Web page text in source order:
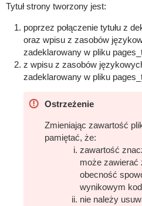
Tytuł strony tworzony jest:
poprzez połączenie tytułu z
oraz wpisu z zasobów
zadeklarowany w pliku
z wpisu z zasobów
zadeklarowany w pliku
Ostrzeżenie
Zmieniając zawartość
pamiętać, że:
zawartość
może zawierać
obecność
wynikowym
nie należy